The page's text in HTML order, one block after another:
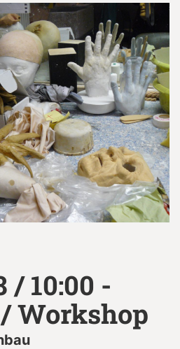
/ 10:00 -
Workshop